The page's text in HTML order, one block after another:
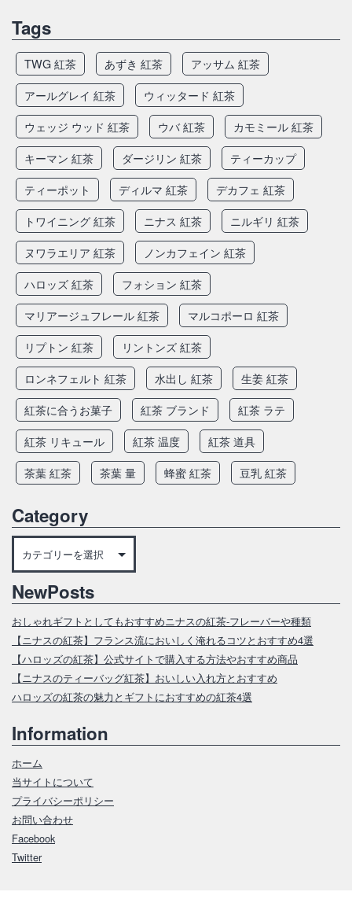
Tags
TWG 紅茶 あずき 紅茶
アッサム 紅茶
アールグレイ 紅茶
ウィッタード 紅茶
ウェッジ ウッド 紅茶
ウバ 紅茶
カモミール 紅茶
キーマン 紅茶
ダージリン 紅茶
ティーカップ
ティーポット
ディルマ 紅茶
デカフェ 紅茶
トワイニング 紅茶
ニナス 紅茶
ニルギリ 紅茶
ヌワラエリア 紅茶
ノンカフェイン 紅茶
ハロッズ 紅茶
フォション 紅茶
マリアージュフレール 紅茶
マルコポーロ 紅茶
リプトン 紅茶
リントンズ 紅茶
ロンネフェルト 紅茶
水出し 紅茶
生姜 紅茶
紅茶に合うお菓子
紅茶 ブランド
紅茶 ラテ
紅茶 リキュール
紅茶 温度
紅茶 道具
茶葉 紅茶
茶葉 量 蜂蜜 紅茶 豆乳 紅茶
Category
NewPosts
おしゃれギフトとしてもおすすめニナスの紅茶‐フレーバーや種類
【ニナスの紅茶】フランス流においしく淹れるコツとおすすめ4選
【ハロッズの紅茶】公式サイトで購入する方法やおすすめ商品
【ニナスのティーバッグ紅茶】おいしい入れ方とおすすめ
ハロッズの紅茶の魅力とギフトにおすすめの紅茶4選
Information
ホーム
当サイトについて
プライバシーポリシー
お問い合わせ
Facebook
Twitter